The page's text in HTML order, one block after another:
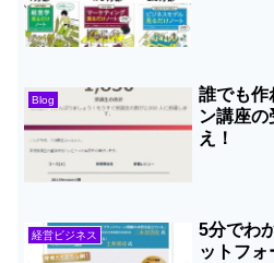
Blog
誰でも作
ン講座
え！
経営ビジネス
5分でわ
ットフ